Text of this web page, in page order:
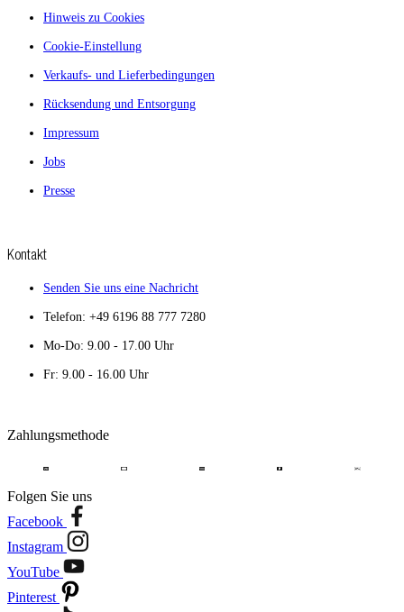
Hinweis zu Cookies
Cookie-Einstellung
Verkaufs- und Lieferbedingungen
Rücksendung und Entsorgung
Impressum
Jobs
Presse
Kontakt
Senden Sie uns eine Nachricht
Telefon: +49 6196 88 777 7280
Mo-Do: 9.00 - 17.00 Uhr
Fr: 9.00 - 16.00 Uhr
Zahlungsmethode
Folgen Sie uns
Facebook
Instagram
YouTube
Pinterest